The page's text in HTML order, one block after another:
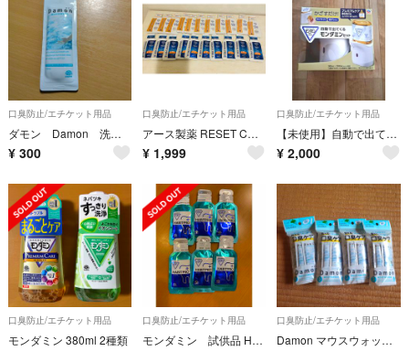
口臭防止/エチケット用品
ダモン Damon 洗口液
¥ 300
口臭防止/エチケット用品
アース製薬 RESET COAT PRO 11包＋ONESHOT PRO10包
¥ 1,999
口臭防止/エチケット用品
【未使用】自動で出てくるモンダミン オートディスペンサー
¥ 2,000
口臭防止/エチケット用品
モンダミン 380ml 2種類
口臭防止/エチケット用品
モンダミン 試供品 HABITPRO ハビットプロ
口臭防止/エチケット用品
Damon マウスウォッシュ 12ml x5本入り 4袋セット リラックスミント